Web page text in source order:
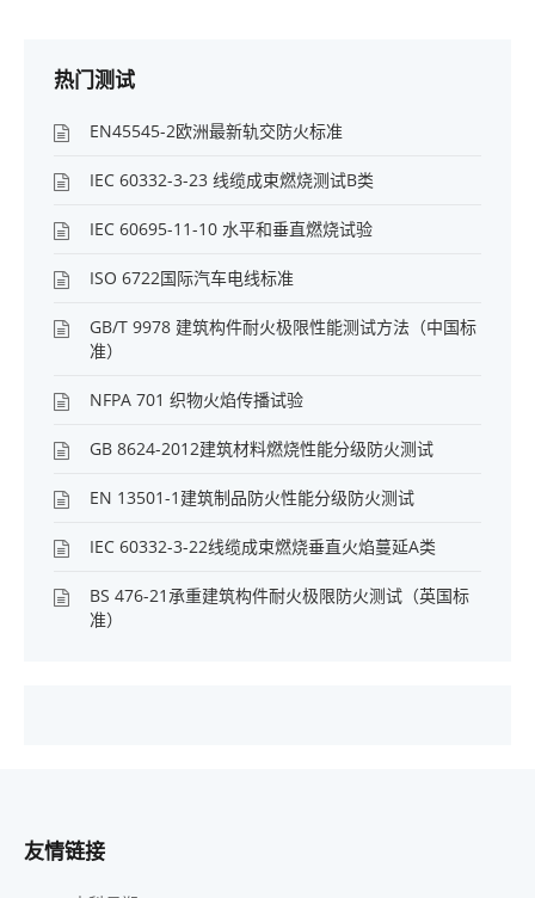
热门测试
EN45545-2欧洲最新轨交防火标准
IEC 60332-3-23 线缆成束燃烧测试B类
IEC 60695-11-10 水平和垂直燃烧试验
ISO 6722国际汽车电线标准
GB/T 9978 建筑构件耐火极限性能测试方法（中国标
准）
NFPA 701 织物火焰传播试验
GB 8624-2012建筑材料燃烧性能分级防火测试
EN 13501-1建筑制品防火性能分级防火测试
IEC 60332-3-22线缆成束燃烧垂直火焰蔓延A类
BS 476-21承重建筑构件耐火极限防火测试（英国标
准）
友情链接